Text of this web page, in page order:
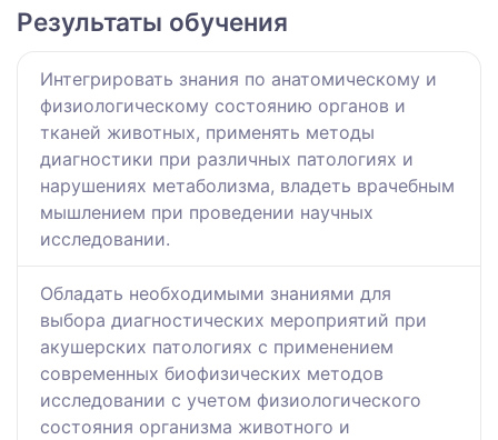
Результаты обучения
Интегрировать знания по анатомическому и
физиологическому состоянию органов и
тканей животных, применять методы
диагностики при различных патологиях и
нарушениях метаболизма, владеть врачебным
мышлением при проведении научных
исследовании.
Обладать необходимыми знаниями для
выбора диагностических мероприятий при
акушерских патологиях с применением
современных биофизических методов
исследовании с учетом физиологического
состояния организма животного и